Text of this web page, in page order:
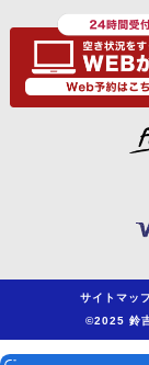
サイトマッ
©2025 鈴